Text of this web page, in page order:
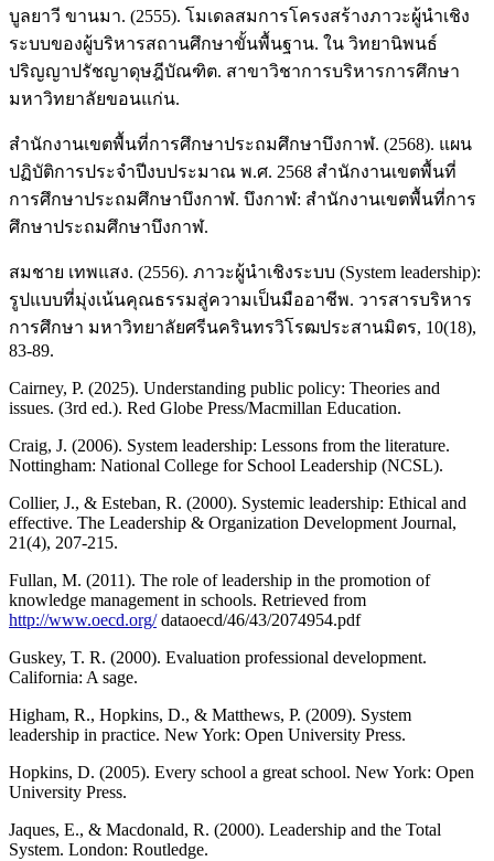
บูลยาวี ขานมา. (2555). โมเดลสมการโครงสร้างภาวะผู้นำเชิง
ระบบของผู้บริหารสถานศึกษาขั้นพื้นฐาน. ใน วิทยานิพนธ์
ปริญญาปรัชญาดุษฎีบัณฑิต. สาขาวิชาการบริหารการศึกษา
มหาวิทยาลัยขอนแก่น.
สำนักงานเขตพื้นที่การศึกษาประถมศึกษาบึงกาฬ. (2568). แผน
ปฏิบัติการประจำปีงบประมาณ พ.ศ. 2568 สำนักงานเขตพื้นที่
การศึกษาประถมศึกษาบึงกาฬ. บึงกาฬ: สำนักงานเขตพื้นที่การ
ศึกษาประถมศึกษาบึงกาฬ.
สมชาย เทพแสง. (2556). ภาวะผู้นำเชิงระบบ (System leadership):
รูปแบบที่มุ่งเน้นคุณธรรมสู่ความเป็นมืออาชีพ. วารสารบริหาร
การศึกษา มหาวิทยาลัยศรีนครินทรวิโรฒประสานมิตร, 10(18),
83-89.
Cairney, P. (2025). Understanding public policy: Theories and
issues. (3rd ed.). Red Globe Press/Macmillan Education.
Craig, J. (2006). System leadership: Lessons from the literature.
Nottingham: National College for School Leadership (NCSL).
Collier, J., & Esteban, R. (2000). Systemic leadership: Ethical and
effective. The Leadership & Organization Development Journal,
21(4), 207-215.
Fullan, M. (2011). The role of leadership in the promotion of
knowledge management in schools. Retrieved from
http://www.oecd.org/dataoecd/46/43/2074954.pdf
Guskey, T. R. (2000). Evaluation professional development.
California: A sage.
Higham, R., Hopkins, D., & Matthews, P. (2009). System
leadership in practice. New York: Open University Press.
Hopkins, D. (2005). Every school a great school. New York: Open
University Press.
Jaques, E., & Macdonald, R. (2000). Leadership and the Total
System. London: Routledge.